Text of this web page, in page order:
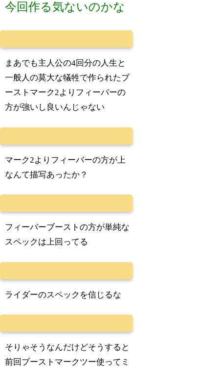
今回作る気ないのかな
まあでも主人公の4回分の人生と
一般人の莫大な犠牲で作られたブ
ーストマーク2よりフィーバーの
方が強いし良いんじゃない
マーク2よりフィーバーの方が上
なんて描写あったか？
フィーバーブーストの方が単純な
スペックは上回ってる
ライダーのスペックを信じるな
そりゃそうなんだけどそうすると
前回ブーストマークツー使ってミ